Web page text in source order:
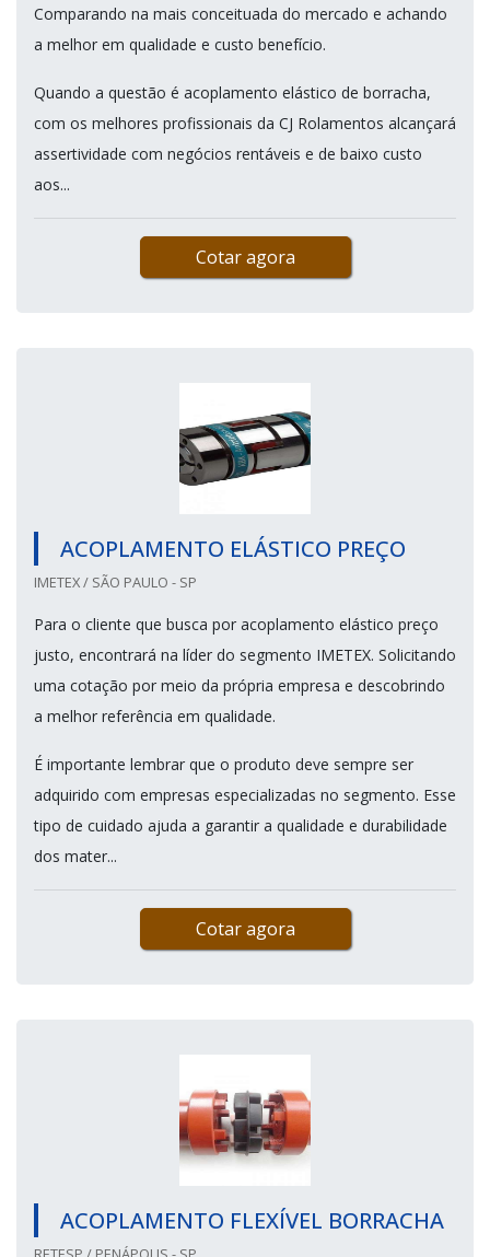
Comparando na mais conceituada do mercado e achando
a melhor em qualidade e custo benefício.
Quando a questão é acoplamento elástico de borracha,
com os melhores profissionais da CJ Rolamentos alcançará
assertividade com negócios rentáveis e de baixo custo
aos...
Cotar agora
ACOPLAMENTO ELÁSTICO PREÇO
IMETEX / SÃO PAULO - SP
Para o cliente que busca por acoplamento elástico preço
justo, encontrará na líder do segmento IMETEX. Solicitando
uma cotação por meio da própria empresa e descobrindo
a melhor referência em qualidade.
É importante lembrar que o produto deve sempre ser
adquirido com empresas especializadas no segmento. Esse
tipo de cuidado ajuda a garantir a qualidade e durabilidade
dos mater...
Cotar agora
ACOPLAMENTO FLEXÍVEL BORRACHA